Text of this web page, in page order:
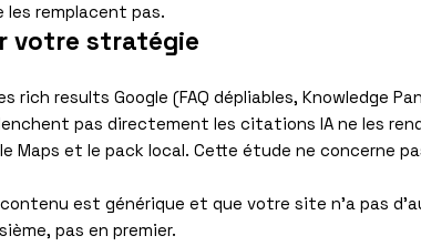
les remplacent pas.
votre stratégie
results Google (FAQ dépliables, Knowledge
pas directement les citations IA ne les
Maps et le pack local. Cette étude ne concerne
est générique et que votre site n’a pas
pas en premier.